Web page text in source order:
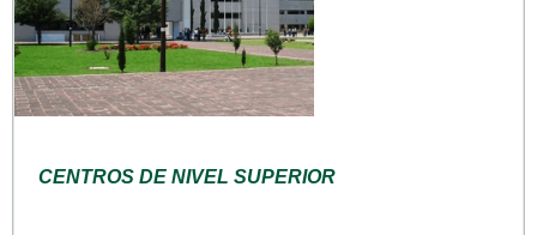
CENTROS DE NIVEL SUPERIOR